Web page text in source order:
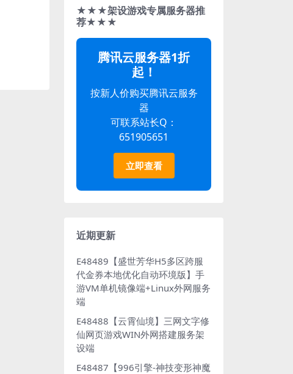
★★★架设游戏专属服务器推
荐★★★
腾讯云服务器1折
起！
按新人价购买腾讯云服务
器
可联系站长Q：
651905651
立即查看
近期更新
E48489【盛世芳华H5多区跨服
代金券本地优化自动环境版】手
游VM单机镜像端+Linux外网服务
端
E48488【云霄仙境】三网文字修
仙网页游戏WIN外网搭建服务架
设端
E48487【996引擎-神技变形神魔